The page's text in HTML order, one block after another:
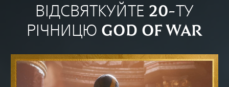
ВІДСВЯТКУЙТЕ 20-ТУ
РІЧНИЦЮ GOD OF WAR